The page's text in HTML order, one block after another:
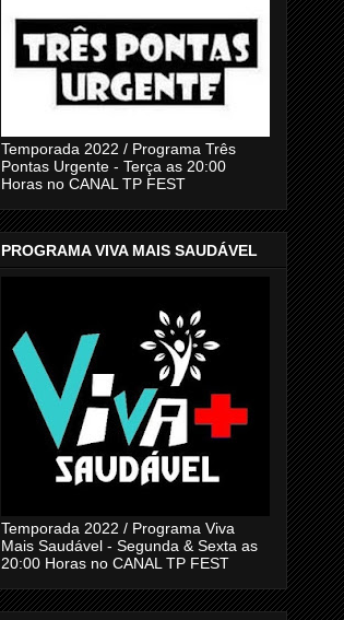
Temporada 2022 / Programa Três
Pontas Urgente - Terça as 20:00
Horas no CANAL TP FEST
PROGRAMA VIVA MAIS SAUDÁVEL
Temporada 2022 / Programa Viva
Mais Saudável - Segunda & Sexta as
20:00 Horas no CANAL TP FEST